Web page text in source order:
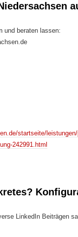
und beraten lassen:
startseite/
242991.html
LinkedIn Beiträgen